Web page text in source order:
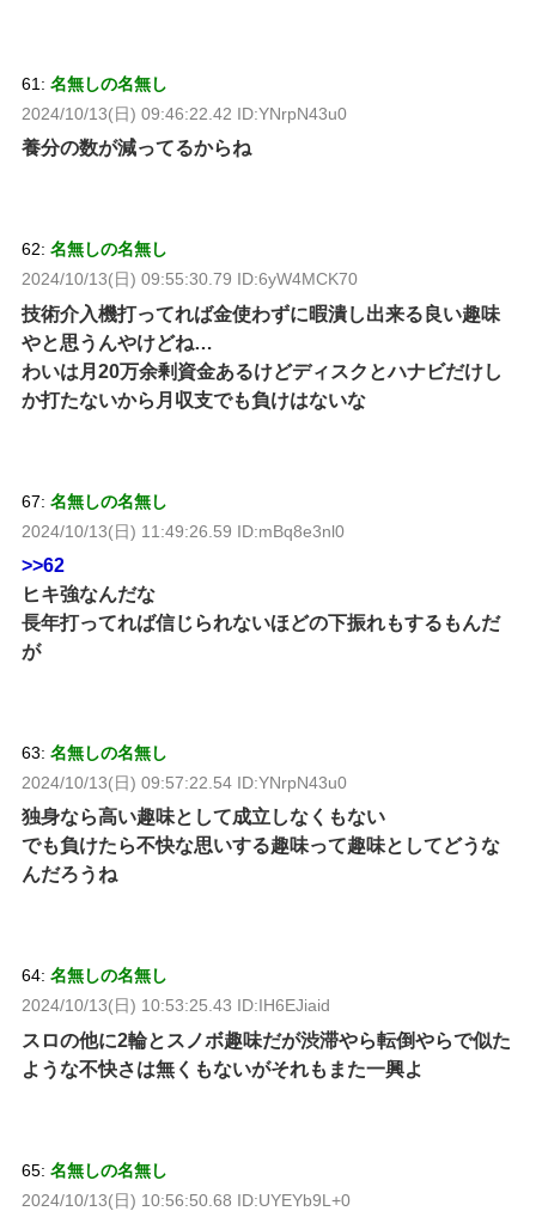
61: 名無しの名無し
2024/10/13(日) 09:46:22.42 ID:YNrpN43u0
養分の数が減ってるからね
62: 名無しの名無し
2024/10/13(日) 09:55:30.79 ID:6yW4MCK70
技術介入機打ってれば金使わずに暇潰し出来る良い趣味
やと思うんやけどね…
わいは月20万余剰資金あるけどディスクとハナビだけし
か打たないから月収支でも負けはないな
67: 名無しの名無し
2024/10/13(日) 11:49:26.59 ID:mBq8e3nl0
>>62
ヒキ強なんだな
長年打ってれば信じられないほどの下振れもするもんだ
が
63: 名無しの名無し
2024/10/13(日) 09:57:22.54 ID:YNrpN43u0
独身なら高い趣味として成立しなくもない
でも負けたら不快な思いする趣味って趣味としてどうな
んだろうね
64: 名無しの名無し
2024/10/13(日) 10:53:25.43 ID:IH6EJiaid
スロの他に2輪とスノボ趣味だが渋滞やら転倒やらで似た
ような不快さは無くもないがそれもまた一興よ
65: 名無しの名無し
2024/10/13(日) 10:56:50.68 ID:UYEYb9L+0